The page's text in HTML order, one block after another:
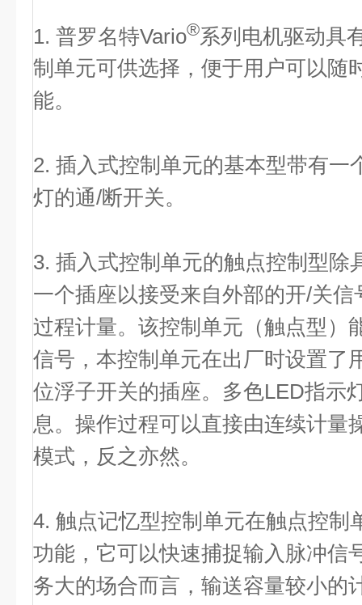
1. 普罗名特Vario®系列电机驱动具
制单元可供选择，便于用户可以随
能。
2. 插入式控制单元的基本型带有一
灯的通/断开关。
3. 插入式控制单元的触点控制型除
一个插座以接受来自外部的开/关
过程计量。该控制单元（触点型）
信号，本控制单元在出厂时设置了
位浮子开关的插座。多色LED指示
息。操作过程可以直接由连续计量
模式，反之亦然。
4. 触点记忆型控制单元在触点控制
功能，它可以快速捕捉输入脉冲信
务大的场合而言，输送容量较小的